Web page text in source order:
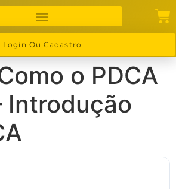
Login Ou Cadastro
o PDCA
Introdução